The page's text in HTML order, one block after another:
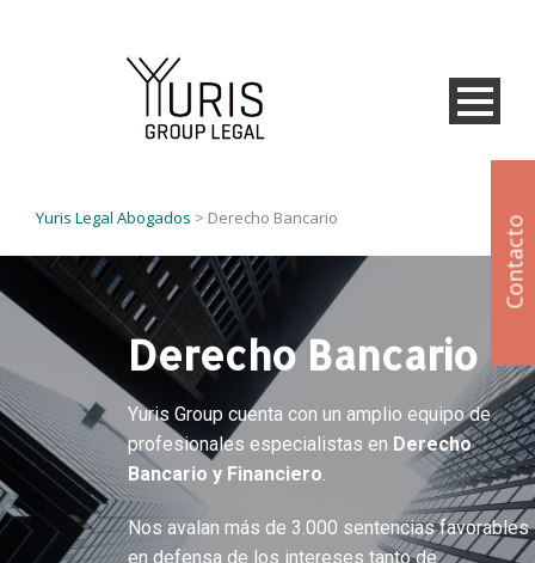
Yuris Legal Abogados > Derecho Bancario
Derecho Bancario
Yuris Group cuenta con un amplio equipo de
profesionales especialistas en Derecho
Bancario y Financiero.
Nos avalan más de 3.000 sentencias favorables
en defensa de los intereses tanto de
Contacto